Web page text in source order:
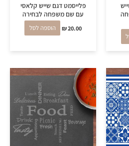
פלייסמט דגם שייש קלאסי
עם שם משפחה לבחירה
₪20.00 הוספה לסל